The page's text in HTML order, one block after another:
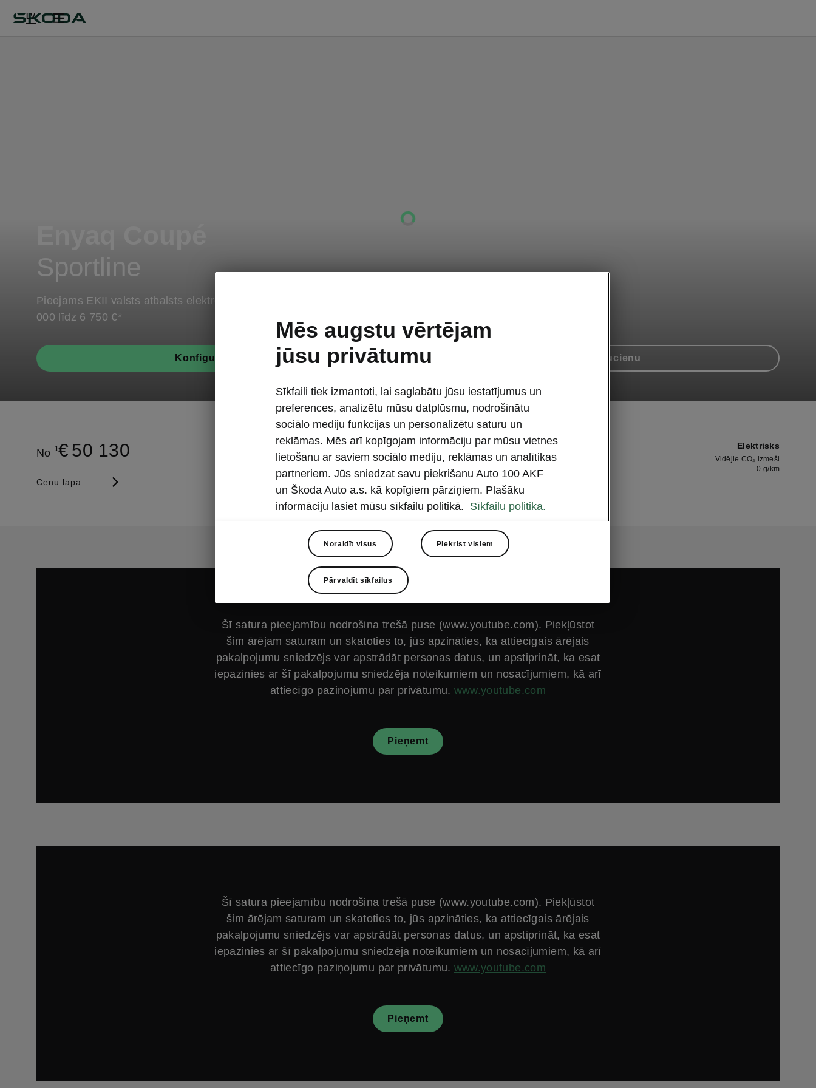
LV
Sportline
Pieejams EKII valsts atbalsts elektro auto iegādei no 4
000 līdz 6 750 €*
Konfigurators Pieteikt testa braucienu
No 1€ 50 130
Cenu lapa
Elektrisks
Vidējie CO₂ izmeši
0 g/km
Šī satura pieejamību nodrošina trešā puse (www.youtube.com). Piekļūstot
šim ārējam saturam un skatoties to, jūs apzināties, ka attiecīgais ārējais
pakalpojumu sniedzējs var apstrādāt personas datus, un apstiprināt, ka esat
iepazinies ar šī pakalpojumu sniedzēja noteikumiem un nosacījumiem, kā arī
attiecīgo paziņojumu par privātumu. www.youtube.com
Pieņemt
Šī satura pieejamību nodrošina trešā puse (www.youtube.com). Piekļūstot
šim ārējam saturam un skatoties to, jūs apzināties, ka attiecīgais ārējais
pakalpojumu sniedzējs var apstrādāt personas datus, un apstiprināt, ka esat
iepazinies ar šī pakalpojumu sniedzēja noteikumiem un nosacījumiem, kā arī
attiecīgo paziņojumu par privātumu. www.youtube.com
Pieņemt
Mēs augstu vērtējam
jūsu privātumu
Sīkfaili tiek izmantoti, lai saglabātu jūsu iestatījumus un
preferences, analizētu mūsu datplūsmu, nodrošinātu
sociālo mediju funkcijas un personalizētu saturu un
reklāmas. Mēs arī kopīgojam informāciju par mūsu vietnes
lietošanu ar saviem sociālo mediju, reklāmas un analītikas
partneriem. Jūs sniedzat savu piekrišanu Auto 100 AKF
un Škoda Auto a.s. kā kopīgiem pārziņiem. Plašāku
informāciju lasiet mūsu sīkfailu politikā. Sīkfailu politika.
Noraidīt visus Piekrist visiem
Pārvaldīt sīkfailus